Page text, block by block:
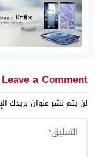
Leave a Comment
لن يتم نشر عنوان بريدك